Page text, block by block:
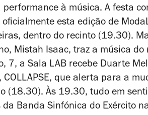
à música. A festa
esta edição de
dentro do recinto (19.30).
Mistah Isaac, traz a música do
7, a Sala LAB recebe Duarte
COLLAPSE, que alerta para a
(18.30). Às 19.30, tudo em
Banda Sinfónica do Exército